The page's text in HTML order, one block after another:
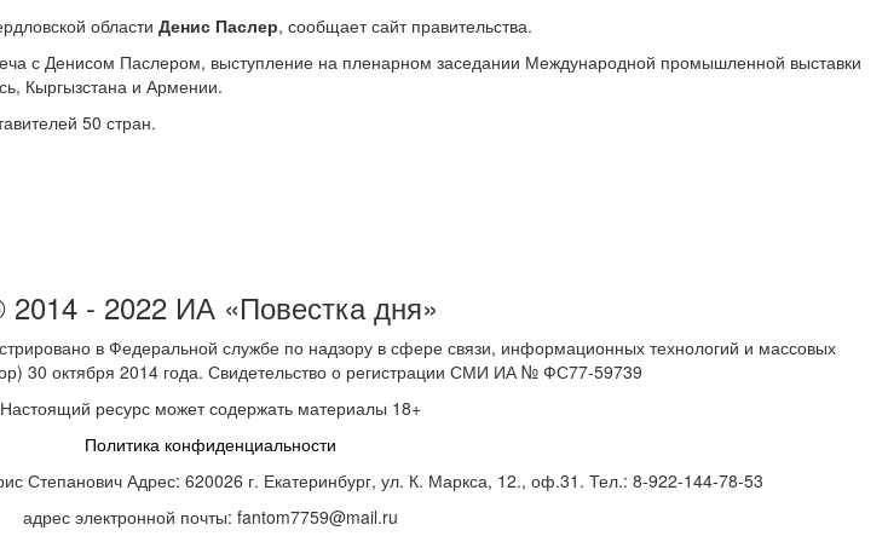
области Денис Паслер, сообщает сайт правительства.
с Денисом Паслером, выступление на пленарном заседании Международной промышленной выставки
Кыргызстана и Армении.
50 стран.
2014 - 2022 ИА «Повестка дня»
в Федеральной службе по надзору в сфере связи, информационных технологий и массовых
30 октября 2014 года. Свидетельство о регистрации СМИ ИА № ФС77-59739
Настоящий ресурс может содержать материалы 18+
Политика конфиденциальности
Степанович Адрес: 620026 г. Екатеринбург, ул. К. Маркса, 12., оф.31. Тел.: 8-922-144-78-53
адрес электронной почты: fantom7759@mail.ru